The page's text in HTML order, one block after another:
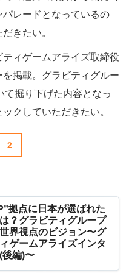
レードとなっているの
きたい。
ティゲームアライズ取締役
掲載。グラビティグルー
て掘り下げた内容となっ
クしていただきたい。
2
拠点に日本が選ばれた
？グラビティグループ
界視点のビジョン〜グ
ゲームアライズインタ
後編)〜